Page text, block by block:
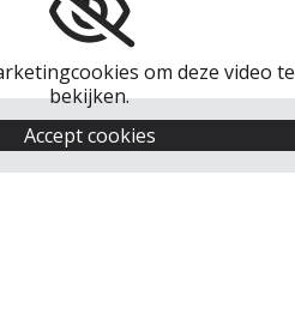
om deze video te
bekijken.
Accept cookies